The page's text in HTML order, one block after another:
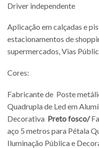
Driver independente
Aplicação em calçadas e
estacionamentos de
supermercados, Vias
Cores:
Fabricante de Poste
Quadrupla de Led em
Decorativa Preto fosco/
aço 5 metros para Pétala
Iluminação Pública e